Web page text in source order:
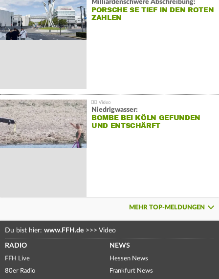
Milliardenschwere Abschreibung:
PORSCHE SE TIEF IN DEN ROTEN
ZAHLEN
Niedrigwasser:
BOMBE BEI KÖLN GEFUNDEN
UND ENTSCHÄRFT
MEHR TOP-MELDUNGEN
Du bist hier: www.FFH.de >>> Video
RADIO
FFH Live
80er Radio
NEWS
Hessen News
Frankfurt News